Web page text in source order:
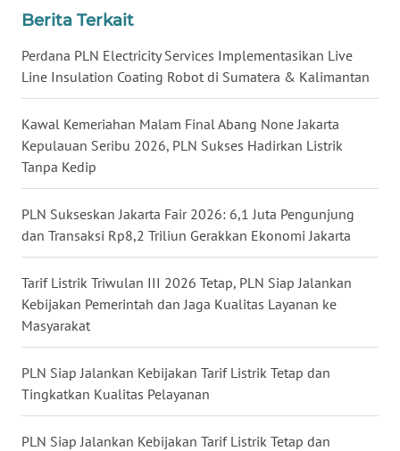
Berita Terkait
Perdana PLN Electricity Services Implementasikan Live
Line Insulation Coating Robot di Sumatera & Kalimantan
Kawal Kemeriahan Malam Final Abang None Jakarta
Kepulauan Seribu 2026, PLN Sukses Hadirkan Listrik
Tanpa Kedip
PLN Sukseskan Jakarta Fair 2026: 6,1 Juta Pengunjung
dan Transaksi Rp8,2 Triliun Gerakkan Ekonomi Jakarta
Tarif Listrik Triwulan III 2026 Tetap, PLN Siap Jalankan
Kebijakan Pemerintah dan Jaga Kualitas Layanan ke
Masyarakat
PLN Siap Jalankan Kebijakan Tarif Listrik Tetap dan
Tingkatkan Kualitas Pelayanan
PLN Siap Jalankan Kebijakan Tarif Listrik Tetap dan
WN
WN
KALTIM
WN
SULSEL
WN
GORONTALO
WN
SULUT
WN
MALUKU
WN